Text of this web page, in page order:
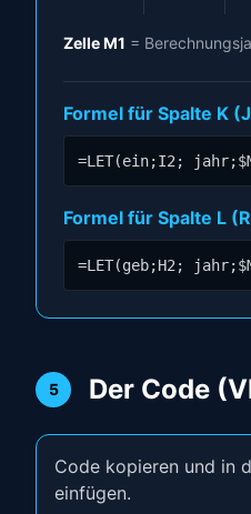
Zelle M1 =
Formel für Spalte K
=LET(ein;I2;
Formel für Spalte L
=LET(geb;H2;
5 Der Code
Code kopieren und in
einfügen.